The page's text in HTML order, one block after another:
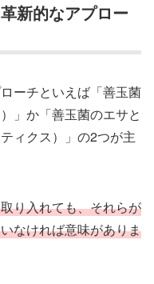
新的なアプロー
ーチといえば「善玉菌
」か「善玉菌のエサと
ィクス）」の2つが主
り入れても、それらが
なければ意味がありま